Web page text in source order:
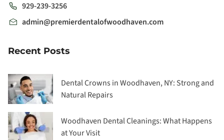
929-239-3256
admin@premierdentalofwoodhaven.com
Recent Posts
Dental Crowns in Woodhaven, NY: Strong and
Natural Repairs
Woodhaven Dental Cleanings: What Happens
at Your Visit